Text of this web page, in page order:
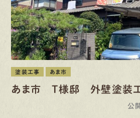
塗装工事 あま市
あま市 T様邸 外壁塗装
公